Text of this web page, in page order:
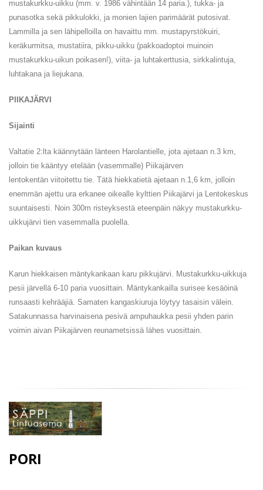
mustakurkku-uikku (mm. v. 1986 vähintään 14 paria.), tukka- ja
punasotka sekä pikkulokki, ja monien lajien parimäärät putosivat.
Lammilla ja sen lähipelloilla on havaittu mm. mustapyrstökuiri,
keräkurmitsa, mustatiira, pikku-uikku (pakkoadoptoi muinoin
mustakurkku-uikun poikasen!), viita- ja luhtakerttusia, sirkkalintuja,
luhtakana ja liejukana.
PIIKAJÄRVI
Sijainti
Valtatie 2:lta käännytään länteen Harolantielle, jota ajetaan n.3 km,
jolloin tie kääntyy etelään (vasemmalle) Piikajärven
lentokentän viitoitettu tie. Tätä hiekkatietä ajetaan n.1,6 km, jolloin
enemmän ajettu ura erkanee oikealle kylttien Piikajärvi ja Lentokeskus
suuntaisesti. Noin 300m risteyksestä eteenpäin näkyy mustakurkku-
uikkujärvi tien vasemmalla puolella.
Paikan kuvaus
Karun hiekkaisen mäntykankaan karu pikkujärvi. Mustakurkku-uikkuja
pesii järvellä 6-10 paria vuosittain. Mäntykankailla surisee kesäöinä
runsaasti kehrääjiä. Samaten kangaskiuruja löytyy tasaisin välein.
Satakunnassa harvinaisena pesivä ampuhaukka pesii yhden parin
voimin aivan Piikajärven reunametsissä lähes vuosittain.
PORI